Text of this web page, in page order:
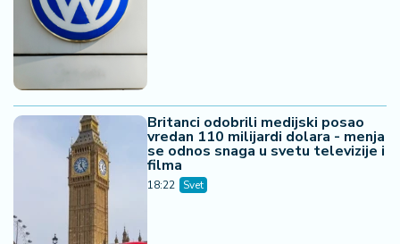
Britanci odobrili medijski posao
vredan 110 milijardi dolara - menja
se odnos snaga u svetu televizije i
filma
18:22 Svet